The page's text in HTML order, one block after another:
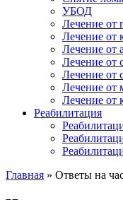
УБОД
Лечение от
Лечение от
Лечение от
Лечение от
Лечение от
Лечение от
Лечение от
Реабилитация
Главная » Ответы на